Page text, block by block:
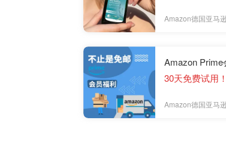
Amazon德国亚马
Amazon Prime
30天免费试用
Amazon德国亚马